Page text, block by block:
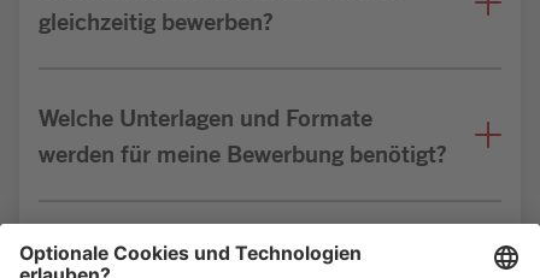
gleichzeitig bewerben?
Welche Unterlagen und Formate
werden für meine Bewerbung benötigt?
Bin ich für die Stelle geeignet?